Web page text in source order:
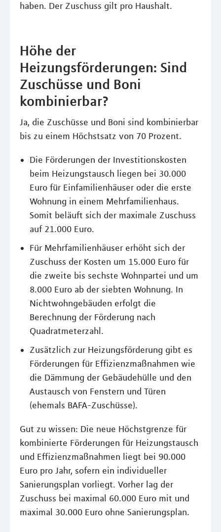
haben. Der Zuschuss gilt pro Haushalt.
Höhe der
Heizungsförderungen: Sind
Zuschüsse und Boni
kombinierbar?
Ja, die Zuschüsse und Boni sind kombinierbar
bis zu einem Höchstsatz von 70 Prozent.
Die Förderungen der Investitionskosten
beim Heizungstausch liegen bei 30.000
Euro für Einfamilienhäuser oder die erste
Wohnung in einem Mehrfamilienhaus.
Somit beläuft sich der maximale Zuschuss
auf 21.000 Euro.
Für Mehrfamilienhäuser erhöht sich der
Zuschuss der Kosten um 15.000 Euro für
die zweite bis sechste Wohnpartei und um
8.000 Euro ab der siebten Wohnung. In
Nichtwohngebäuden erfolgt die
Berechnung der Förderung nach
Quadratmeterzahl.
Zusätzlich zur Heizungsförderung gibt es
Förderungen für Effizienzmaßnahmen wie
die Dämmung der Gebäudehülle und den
Austausch von Fenstern und Türen
(ehemals BAFA-Zuschüsse).
Gut zu wissen: Die neue Höchstgrenze für
kombinierte Förderungen für Heizungstausch
und Effizienzmaßnahmen liegt bei 90.000
Euro pro Jahr, sofern ein individueller
Sanierungsplan vorliegt. Vorher lag der
Zuschuss bei maximal 60.000 Euro mit und
maximal 30.000 Euro ohne Sanierungsplan.